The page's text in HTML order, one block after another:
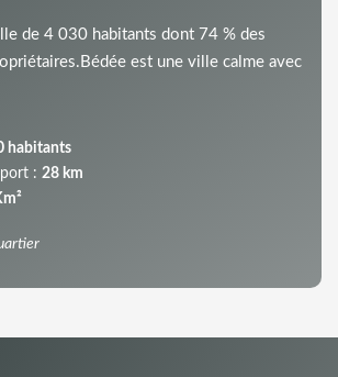
de 4 030 habitants dont 74 % des
est une ville calme avec
habitants
: 28 km